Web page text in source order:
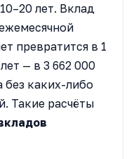
лет. Вклад
превратится в 1
— в 3 662 000
без каких-либо
Такие расчёты